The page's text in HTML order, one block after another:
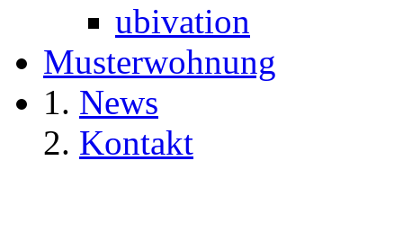
ubivation
Musterwohnung
News
Kontakt